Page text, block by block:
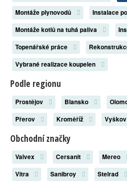
Montáže plynovodů
Instalace
Montáže kotlů na tuhá paliva
Topenářské práce
Vybrané realizace koupelen
Podle regionu
Prostějov Blansko
Přerov
Kroměříž Vyškov
Obchodní značky
Valvex Cersanit Mereo
Vitra
Sanibroy Stelrad